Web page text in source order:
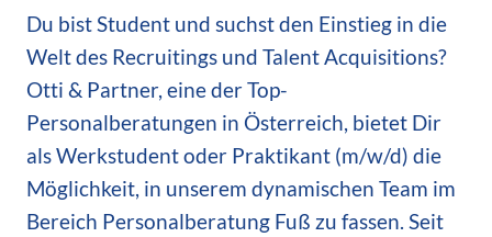
Du bist Student und suchst den Einstieg in die
Welt des Recruitings und Talent Acquisitions?
Otti & Partner, eine der Top-
Personalberatungen in Österreich, bietet Dir
als Werkstudent oder Praktikant (m/w/d) die
Möglichkeit, in unserem dynamischen Team im
Bereich Personalberatung Fuß zu fassen. Seit